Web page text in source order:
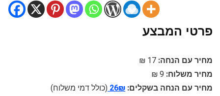
פרטי המבצע
מחיר עם הנחה: 17 ₪
מחיר משלוח: 9 ₪
מחיר עם הנחה בשקלים: 26₪ (כולל דמי משלוח)